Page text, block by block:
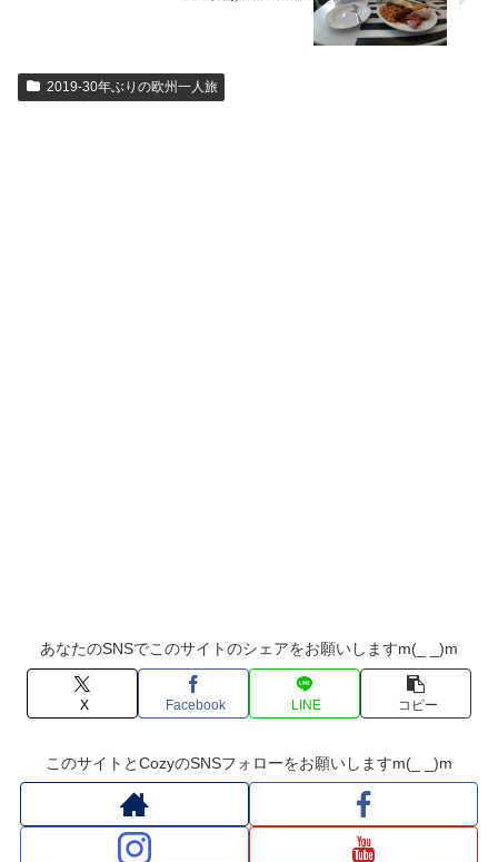
2019-30年ぶりの欧州一人旅
あなたのSNSでこのサイトのシェアをお願いしますm(_ _)m
X Facebook LINE コピー
このサイトとCozyのSNSフォローをお願いしますm(_ _)m